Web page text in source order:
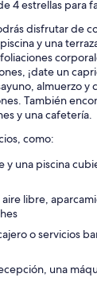
4 estrellas para
disfrutar de
y una
¡date un
almuerzo y
También
y una cafetería.
como:
y una piscina
aire libre,
o servicios
una